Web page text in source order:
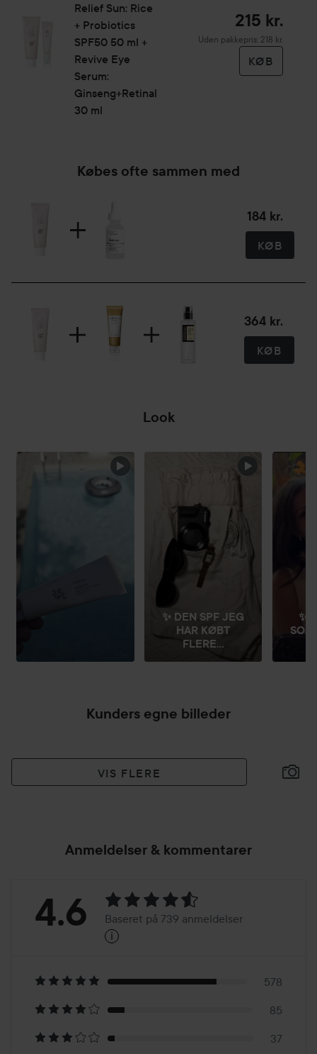
Relief Sun: Rice
+ Probiotics
SPF50 50 ml +
Revive Eye
Serum:
Ginseng+Retinal
30 ml
215 kr.
Uden pakkepris: 218 kr.
KØB
Købes ofte sammen med
184 kr.
KØB
364 kr.
KØB
Look
SPRING OVER SEKTIONEN
✨ DEN SPF JEG
HAR KØBT
FLERE...
✨
Kunders egne billeder
VIS FLERE
Anmeldelser & kommentarer
Bedømmelse:
Baseret
på
739
4.6 Baseret på 739 anmeldelser
i
578
85
37